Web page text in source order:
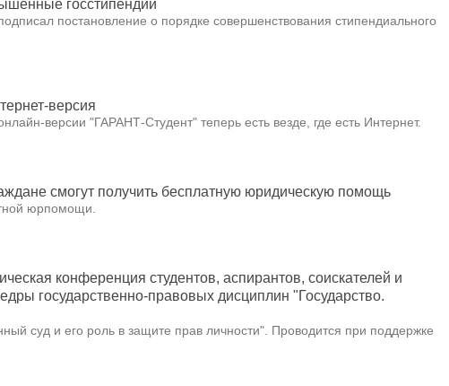
госстипендии
постановление о порядке совершенствования стипендиального
версия
версии "ГАРАНТ-Студент" теперь есть везде, где есть Интернет.
смогут получить бесплатную юридическую помощь
юрпомощи.
конференция студентов, аспирантов, соискателей и
государственно-правовых дисциплин "Государство.
суд и его роль в защите прав личности". Проводится при поддержке